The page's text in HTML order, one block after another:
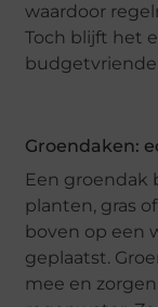
waardoor
Toch blijft het
Groendaken:
Een groendak
planten, gras
boven op een
geplaatst.
mee en